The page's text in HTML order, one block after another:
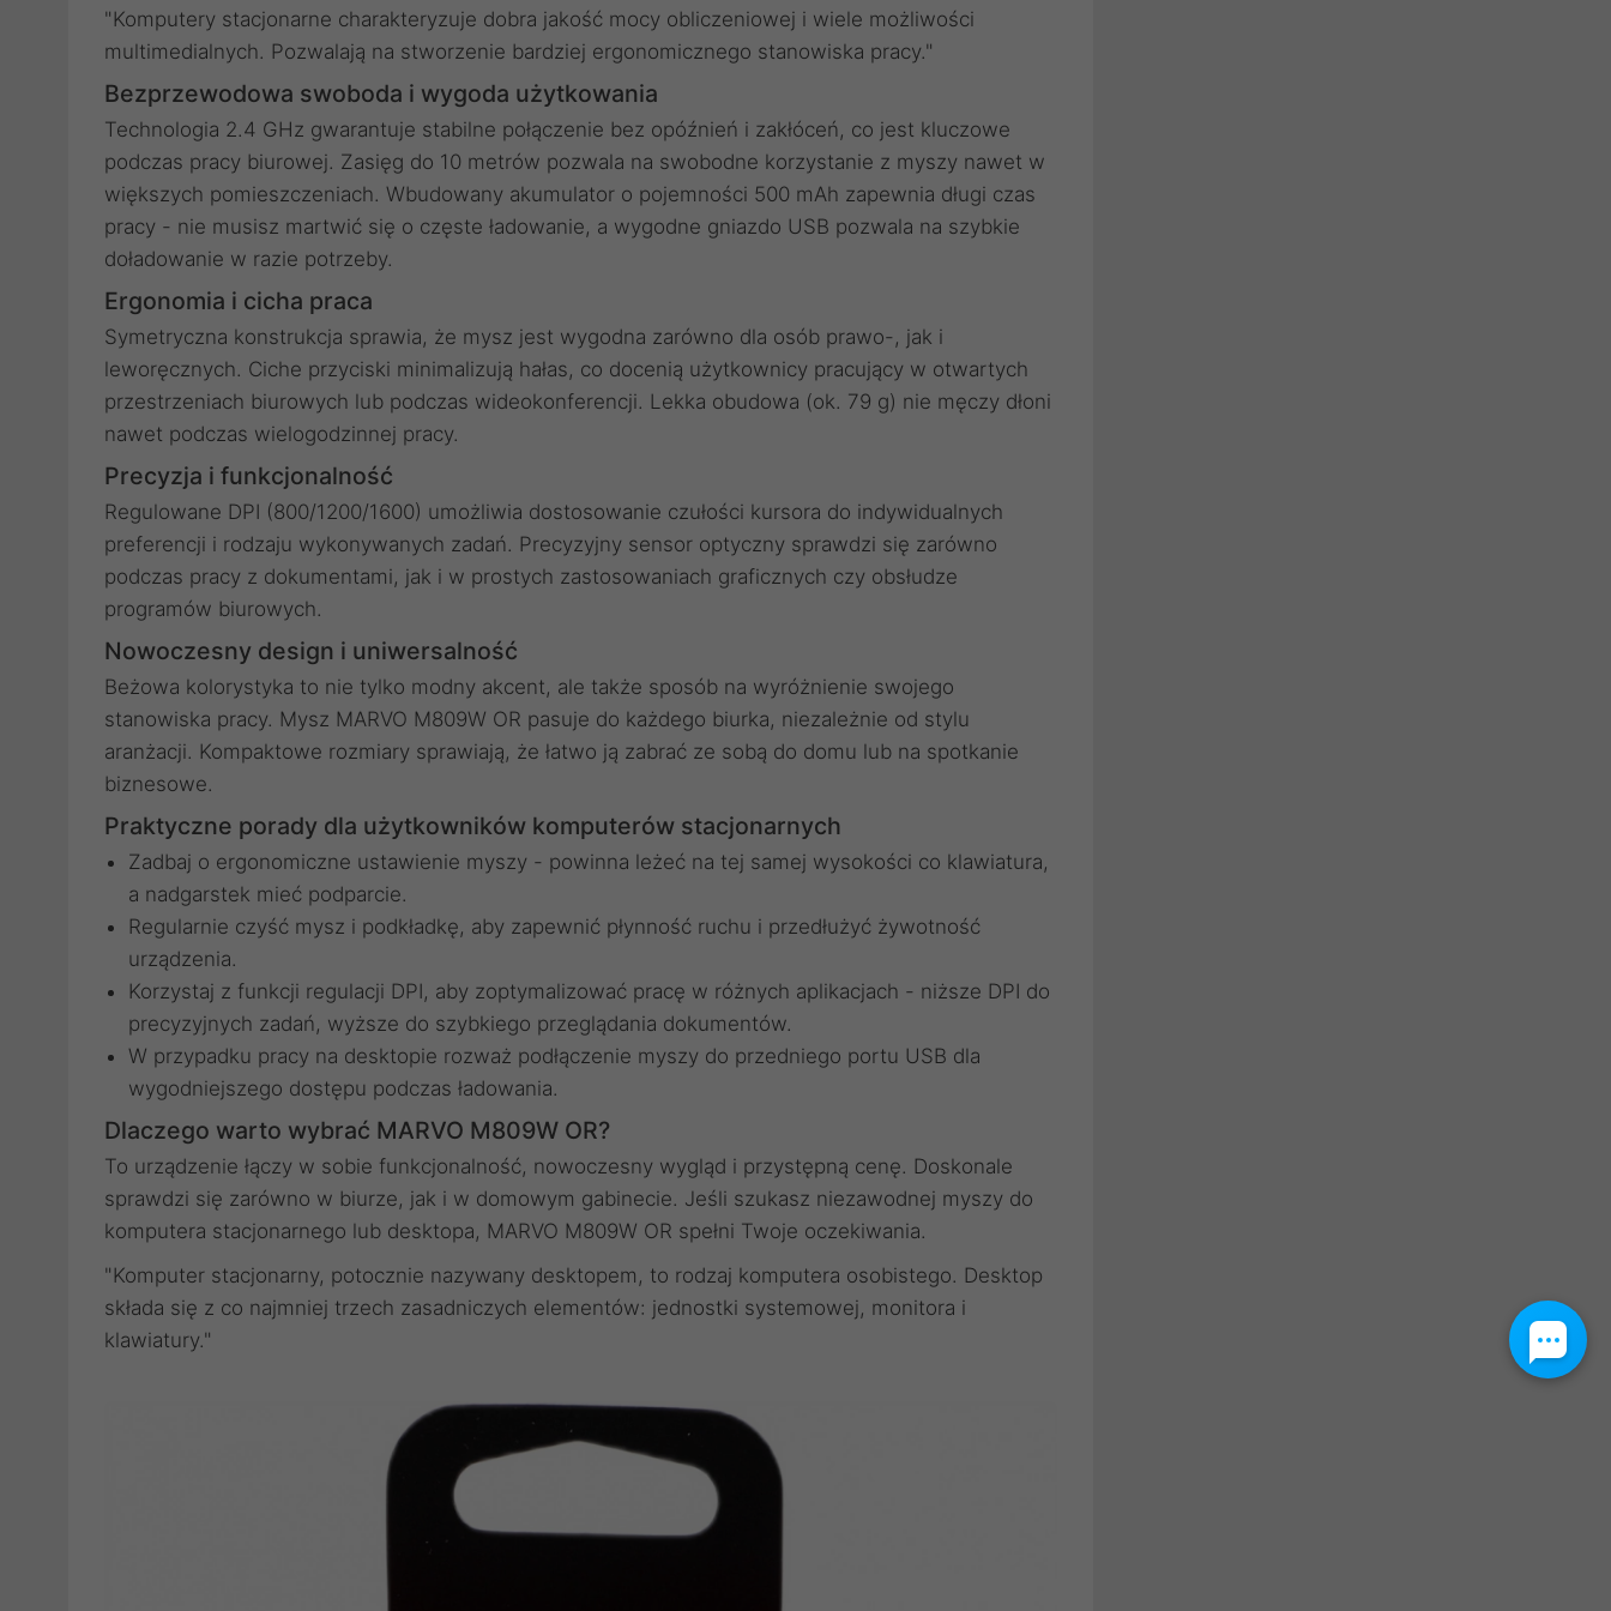
"Komputery stacjonarne charakteryzuje dobra jakość mocy obliczeniowej i wiele możliwości
multimedialnych. Pozwalają na stworzenie bardziej ergonomicznego stanowiska pracy."
Bezprzewodowa swoboda i wygoda użytkowania
Technologia 2.4 GHz gwarantuje stabilne połączenie bez opóźnień i zakłóceń, co jest kluczowe
podczas pracy biurowej. Zasięg do 10 metrów pozwala na swobodne korzystanie z myszy nawet w
większych pomieszczeniach. Wbudowany akumulator o pojemności 500 mAh zapewnia długi czas
pracy - nie musisz martwić się o częste ładowanie, a wygodne gniazdo USB pozwala na szybkie
doładowanie w razie potrzeby.
Ergonomia i cicha praca
Symetryczna konstrukcja sprawia, że mysz jest wygodna zarówno dla osób prawo-, jak i
leworęcznych. Ciche przyciski minimalizują hałas, co docenią użytkownicy pracujący w otwartych
przestrzeniach biurowych lub podczas wideokonferencji. Lekka obudowa (ok. 79 g) nie męczy dłoni
nawet podczas wielogodzinnej pracy.
Precyzja i funkcjonalność
Regulowane DPI (800/1200/1600) umożliwia dostosowanie czułości kursora do indywidualnych
preferencji i rodzaju wykonywanych zadań. Precyzyjny sensor optyczny sprawdzi się zarówno
podczas pracy z dokumentami, jak i w prostych zastosowaniach graficznych czy obsłudze
programów biurowych.
Nowoczesny design i uniwersalność
Beżowa kolorystyka to nie tylko modny akcent, ale także sposób na wyróżnienie swojego
stanowiska pracy. Mysz MARVO M809W OR pasuje do każdego biurka, niezależnie od stylu
aranżacji. Kompaktowe rozmiary sprawiają, że łatwo ją zabrać ze sobą do domu lub na spotkanie
biznesowe.
Praktyczne porady dla użytkowników komputerów stacjonarnych
Zadbaj o ergonomiczne ustawienie myszy - powinna leżeć na tej samej wysokości co klawiatura,
a nadgarstek mieć podparcie.
Regularnie czyść mysz i podkładkę, aby zapewnić płynność ruchu i przedłużyć żywotność
urządzenia.
Korzystaj z funkcji regulacji DPI, aby zoptymalizować pracę w różnych aplikacjach - niższe DPI do
precyzyjnych zadań, wyższe do szybkiego przeglądania dokumentów.
W przypadku pracy na desktopie rozważ podłączenie myszy do przedniego portu USB dla
wygodniejszego dostępu podczas ładowania.
Dlaczego warto wybrać MARVO M809W OR?
To urządzenie łączy w sobie funkcjonalność, nowoczesny wygląd i przystępną cenę. Doskonale
sprawdzi się zarówno w biurze, jak i w domowym gabinecie. Jeśli szukasz niezawodnej myszy do
komputera stacjonarnego lub desktopa, MARVO M809W OR spełni Twoje oczekiwania.
"Komputer stacjonarny, potocznie nazywany desktopem, to rodzaj komputera osobistego. Desktop
składa się z co najmniej trzech zasadniczych elementów: jednostki systemowej, monitora i
klawiatury."